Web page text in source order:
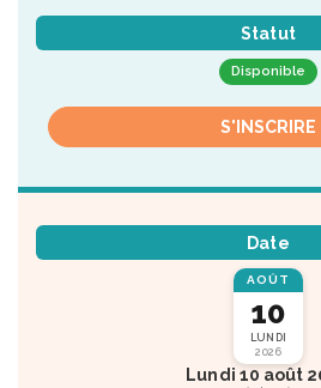
Statut
Disponible
S'INSCRIRE
Date
AOÛT
10
LUNDI
2026
Lundi 10 août